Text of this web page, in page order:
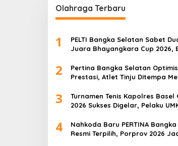
Olahraga Terbaru
1
PELTI Bangka Selatan Sabet
Juara Bhayangkara Cup 2026,
2
Pertina Bangka Selatan
Prestasi, Atlet Tinju Ditempa
3
Turnamen Tenis Kapolres Basel
2026 Sukses Digelar, Pelaku
4
Nahkoda Baru PERTINA
Resmi Terpilih, Porprov 2026